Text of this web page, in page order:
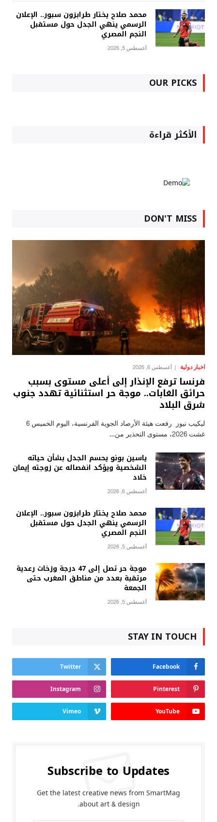
محمد صلاح يختار طرابزون سبور.. الإعلان
الرسمي ينهي الجدل حول مستقبل
النجم المصري
أغسطس 5, 2026
OUR PICKS
الأكثر قراءة
DON'T MISS
اخبار دولية أغسطس 6, 2026
فرنسا ترفع الإنذار إلى أعلى مستوى بسبب
حرائق الغابات.. موجة حر استثنائية تهدد جنوب
شرق البلاد
ليكيب نيوز رفعت هيئة الأرصاد الجوية الفرنسية، اليوم الخميس 6
غشت 2026، مستوى التحذير من…
ياسين بونو يحسم الجدل بشأن حياته
الشخصية ويؤكد انفصاله عن زوجته إيمان
خلاد
أغسطس 6, 2026
محمد صلاح يختار طرابزون سبور.. الإعلان
الرسمي ينهي الجدل حول مستقبل
النجم المصري
أغسطس 5, 2026
موجة حر تصل إلى 47 درجة وزخات رعدية
مرتقبة بعدد من مناطق المغرب حتى
الجمعة
أغسطس 5, 2026
STAY IN TOUCH
Facebook
Twitter
Pinterest
Instagram
YouTube
Vimeo
Subscribe to Updates
Get the latest creative news from SmartMag
about art & design.